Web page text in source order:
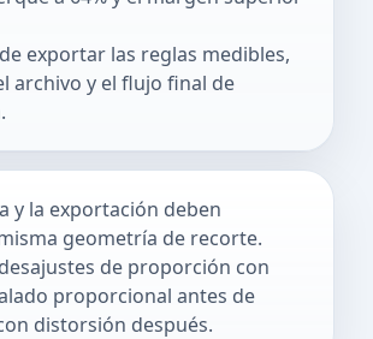
exportar las reglas medibles,
archivo y el flujo final de
y la exportación deben
geometría de recorte.
de proporción con
proporcional antes de
distorsión después.